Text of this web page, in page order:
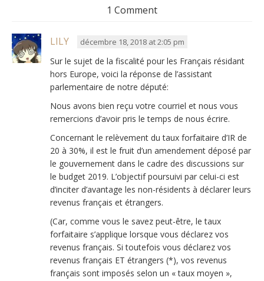
1 Comment
LILY décembre 18, 2018 at 2:05 pm
Sur le sujet de la fiscalité pour les Français résidant
hors Europe, voici la réponse de l’assistant
parlementaire de notre député:
Nous avons bien reçu votre courriel et nous vous
remercions d’avoir pris le temps de nous écrire.
Concernant le relèvement du taux forfaitaire d’IR de
20 à 30%, il est le fruit d’un amendement déposé par
le gouvernement dans le cadre des discussions sur
le budget 2019. L’objectif poursuivi par celui-ci est
d’inciter d’avantage les non-résidents à déclarer leurs
revenus français et étrangers.
(Car, comme vous le savez peut-être, le taux
forfaitaire s’applique lorsque vous déclarez vos
revenus français. Si toutefois vous déclarez vos
revenus français ET étrangers (*), vos revenus
français sont imposés selon un « taux moyen »,